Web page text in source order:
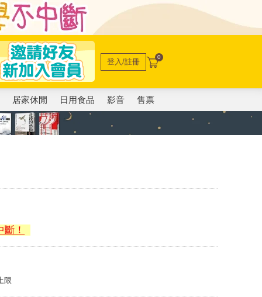
登入/註冊 0
居家休閒 日用食品 影音 售票
！
限